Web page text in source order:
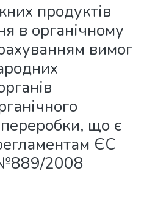
продуктів
в органічному
вимог
що є
ЄС
2008